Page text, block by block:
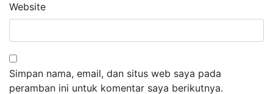
Website
Simpan nama, email, dan situs web saya pada
peramban ini untuk komentar saya berikutnya.